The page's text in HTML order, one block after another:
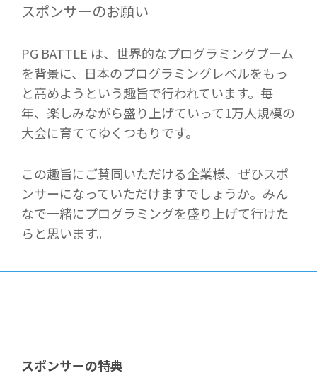
スポンサーのお願い
PG BATTLE は、世界的なプログラミングブーム
を背景に、日本のプログラミングレベルをもっ
と高めようという趣旨で行われています。毎
年、楽しみながら盛り上げていって1万人規模の
大会に育ててゆくつもりです。
この趣旨にご賛同いただける企業様、ぜひスポ
ンサーになっていただけますでしょうか。みん
なで一緒にプログラミングを盛り上げて行けた
らと思います。
スポンサーの特典